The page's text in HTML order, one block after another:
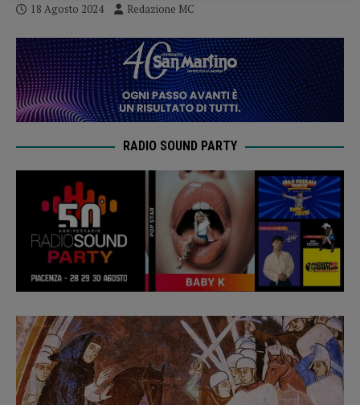
18 Agosto 2024 Redazione MC
RADIO SOUND PARTY